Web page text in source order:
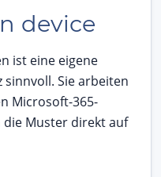
device
ist eine eigene
sinnvoll. Sie arbeiten
Microsoft-365-
Muster direkt auf